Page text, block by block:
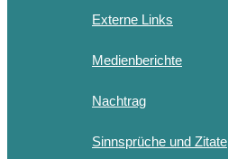
Externe Links
Medienberichte
Nachtrag
Sinnsprüche und Zitate